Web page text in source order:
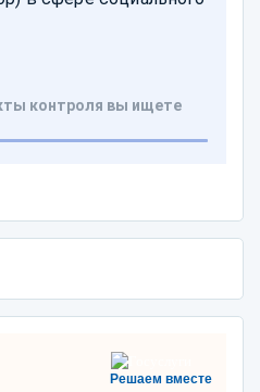
Решаем вместе